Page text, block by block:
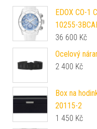
EDOX CO-1
10255-
36 600 Kč
Ocelový
2 400 Kč
Box na
20115-2
1 450 Kč